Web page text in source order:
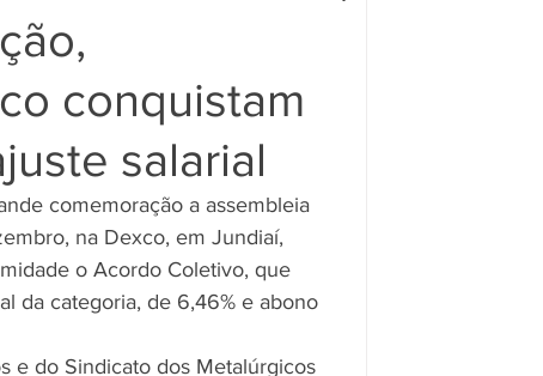
conquistam
salarial
comemoração a assembleia
na Dexco, em Jundiaí,
o Acordo Coletivo, que
da categoria, de 6,46% e abono
e do Sindicato dos Metalúrgicos